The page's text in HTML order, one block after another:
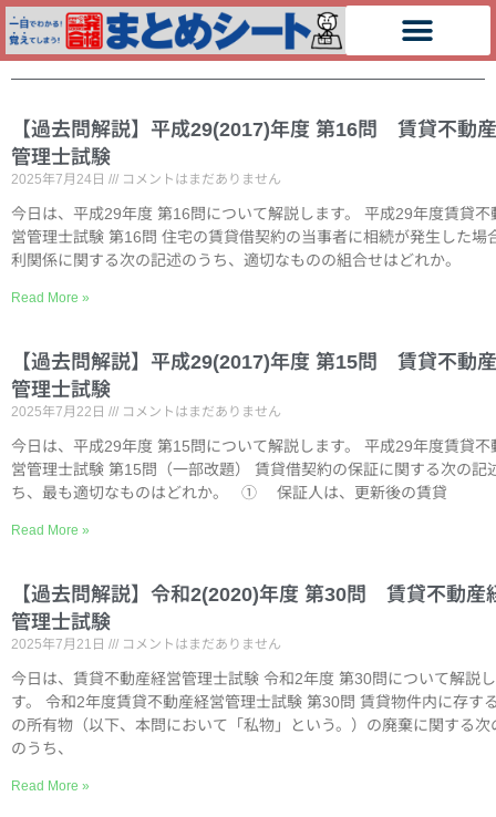
【過去問解説】平成29(2017)年度 第16問 賃貸不動
管理士試験
2025年7月24日 コメントはまだありません
今日は、平成29年度 第16問について解説します。 平成29年度賃貸不
営管理士試験 第16問 住宅の賃貸借契約の当事者に相続が発生した場
利関係に関する次の記述のうち、適切なものの組合せはどれか。
Read More »
【過去問解説】平成29(2017)年度 第15問 賃貸不動
管理士試験
2025年7月22日 コメントはまだありません
今日は、平成29年度 第15問について解説します。 平成29年度賃貸不
営管理士試験 第15問（一部改題） 賃貸借契約の保証に関する次の記
ち、最も適切なものはどれか。 ① 保証人は、更新後の賃貸
Read More »
【過去問解説】令和2(2020)年度 第30問 賃貸不動産
管理士試験
2025年7月21日 コメントはまだありません
今日は、賃貸不動産経営管理士試験 令和2年度 第30問について解説
す。 令和2年度賃貸不動産経営管理士試験 第30問 賃貸物件内に存す
の所有物（以下、本問において「私物」という。）の廃棄に関する次
のうち、
Read More »